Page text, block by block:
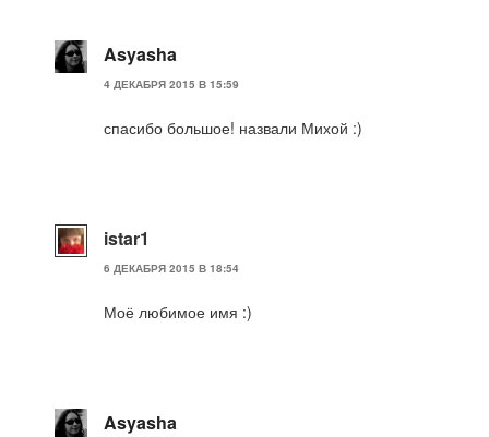
Asyasha
4 ДЕКАБРЯ 2015 В 15:59
спасибо большое! назвали Михой :)
istar1
6 ДЕКАБРЯ 2015 В 18:54
Моё любимое имя :)
Asyasha